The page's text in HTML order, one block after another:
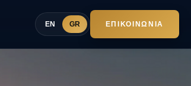
EN GR ΕΠΙΚΟΙΝΩΝΊΑ